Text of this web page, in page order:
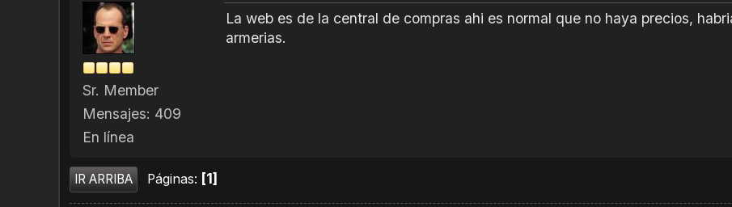
Sr. Member
Mensajes: 409
En línea
La web es de la central de compras ahi es normal que no haya precios,
armerias.
IR ARRIBA Páginas 1